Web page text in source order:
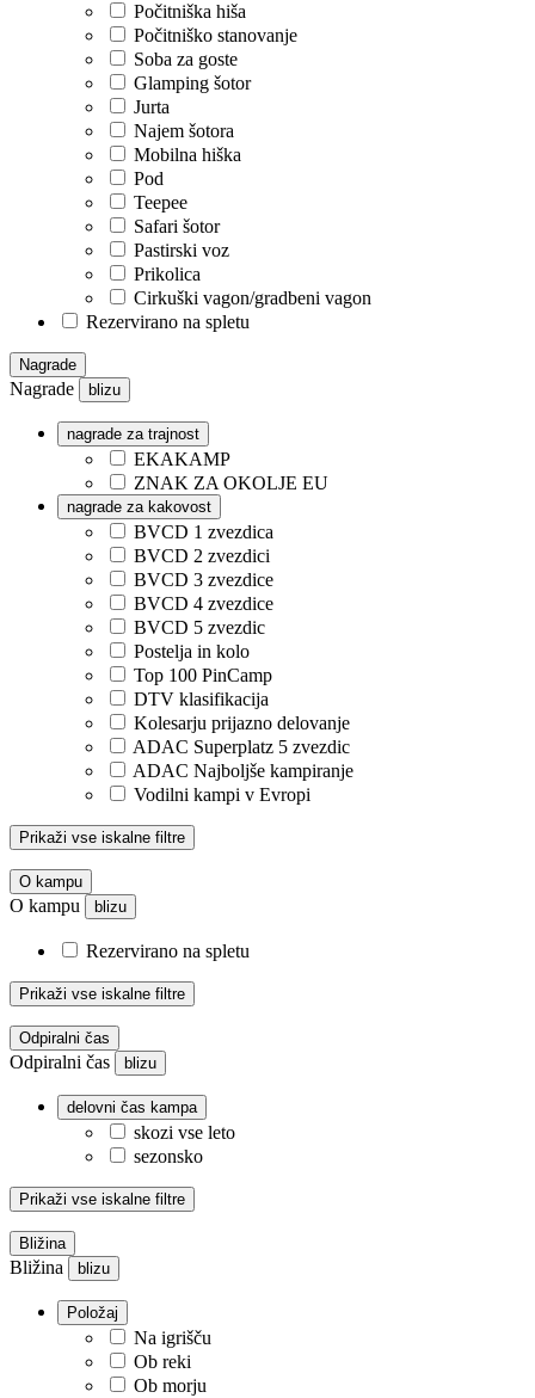
Počitniška hiša
Počitniško stanovanje
Soba za goste
Glamping šotor
Jurta
Najem šotora
Mobilna hiška
Pod
Teepee
Safari šotor
Pastirski voz
Prikolica
Cirkuški vagon/gradbeni vagon
Rezervirano na spletu
Nagrade
Nagrade blizu
nagrade za trajnost
EKAKAMP
ZNAK ZA OKOLJE EU
nagrade za kakovost
BVCD 1 zvezdica
BVCD 2 zvezdici
BVCD 3 zvezdice
BVCD 4 zvezdice
BVCD 5 zvezdic
Postelja in kolo
Top 100 PinCamp
DTV klasifikacija
Kolesarju prijazno delovanje
ADAC Superplatz 5 zvezdic
ADAC Najboljše kampiranje
Vodilni kampi v Evropi
Prikaži vse iskalne filtre
O kampu
O kampu blizu
Rezervirano na spletu
Prikaži vse iskalne filtre
Odpiralni čas
Odpiralni čas blizu
delovni čas kampa
skozi vse leto
sezonsko
Prikaži vse iskalne filtre
Bližina
Bližina blizu
Položaj
Na igrišču
Ob reki
Ob morju